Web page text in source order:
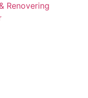
Renovering